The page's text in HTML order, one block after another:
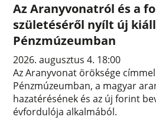
Az Aranyvonatról és a
születéséről nyílt új
Pénzmúzeumban
2026. augusztus 4. 18:00
Az Aranyvonat öröksége
Pénzmúzeumban, a magyar
hazatérésének és az új forint
évfordulója alkalmából.